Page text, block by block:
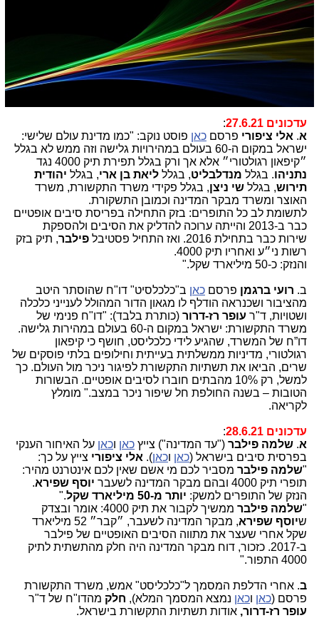
עדכונים 27.6.21
:
א. אלי ציפורי פרסם כאן פוסט נוקב: "כמו מדינת עולם שלישי:
ישראל במקום ה-60 בעולם במהירויות גלישה וזה ממש לא בגלל
״קיפאון רגולטורי״ אלא אך ורק בגלל תפירת תיק 4000 נגד
נתניהו. בגלל מנדלבליט, בגלל ליאת בן ארי, בגלל יהודית
תירוש, בגלל שי ניצן, בגלל פקידי משרד התקשורת, משרד
האוצר ומשרד מבקר המדינה וכמובן התשקורת.
לתשומת לב כל התופרים: בזק התחילה בפריסת סיבים אופטיים
כבר ב-2013 והייתה ערוכה להדליק את הסיבים ולהספקת
שירות כבר בתחילת 2016. ואז התחיל פסטיבל
פילבר, תיק בזק
רשות ני״ע ואחריו תיק 4000.
והנזק: כ-50 מיליארד שקל."
ב. רועי ברגמן פרסם כאן ב"כלכלסיט" דו"ח שהוסתר היטב
מהציבור ושכנראה הודלף לו מגאון הדור המהולל לענייני כלכלה
ושטויות, ד"ר עופר רז-דרור (כותרת בלבד): "דו"ח פנימי של
משרד התקשורת: ישראל במקום ה-60 בעולם במהירות גלישה.
דו”ח של המשרד, שהגיע לידי כלכליסט, חושף כי קיפאון
רגולטורי, מדיניות ממשלתית בעייתית וחילופים בלתי פוסקים של
שרים, הביאו את תשתיות התקשורת לפיגור ניכר מול העולם. כך
למשל, רק 10% מהבתים חוברו לסיבים אופטיים. הבשורות
הטובות – בשנה החולפת חל שיפור ניכר במצב." מומלץ
לקריאה.
עדכונים 28.6.21
:
א. שלמה פילבר ("עד המדינה") צייץ כאן וכאן על האיחור הענקי
בפרסית סיבים בישראל (כאן וכאן). אלי ציפורי צייץ על כך:
"שלמה פילבר מסביר לכם מי אשם שאין לכם אינטרנט מהיר:
תופרי תיק 4000 ובהם מבקר המדינה לשעבר
יוסף שפירא.
הנזק של התופרים למשק: יותר מ-50 מיליארד שקל
."
"שלמה פילבר
ממשיך לקבור את תיק 4000: אומר ובצדק
שיוסף שפירא
, מבקר המדינה לשעבר, ״קבר״ 52 מיליארד
שקל אחרי שעצר את מתווה הסיבים האופטיים של פילבר
ב-2017. ‏כזכור, דוח מבקר המדינה היה חלק מהתשתית לתיק
4000 התפור."
ב. אחרי הדלפת המסמך ל"כלכליסט" אמש, משרד התקשורת
פרסם (כאן וכאן נמצא המסמך המלא), חלק מהדו"ח של ד"ר
עופר רז-דרור, אודות תשתיות התקשורת בישראל.